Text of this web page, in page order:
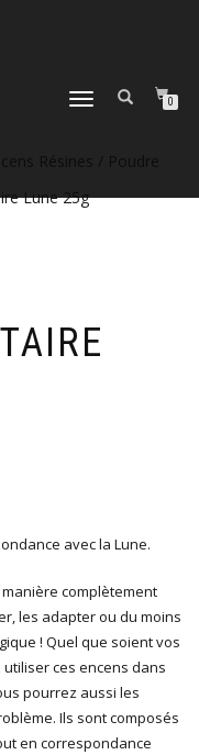
DÉPLIER
0
Lune 25g
avec la Lune.
complètement
les adapter ou du moins
! Quel que soient vos
ces encens dans
pourrez aussi les
Ils sont composés
en correspondance